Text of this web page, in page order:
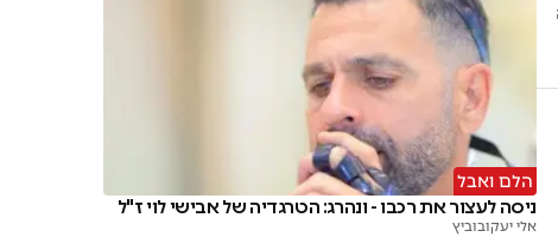
הלם ואבל
ניסה לעצור את רכבו - ונהרג: הטרגדיה של אבישי לוי ז"ל
אלי יעקובוביץ